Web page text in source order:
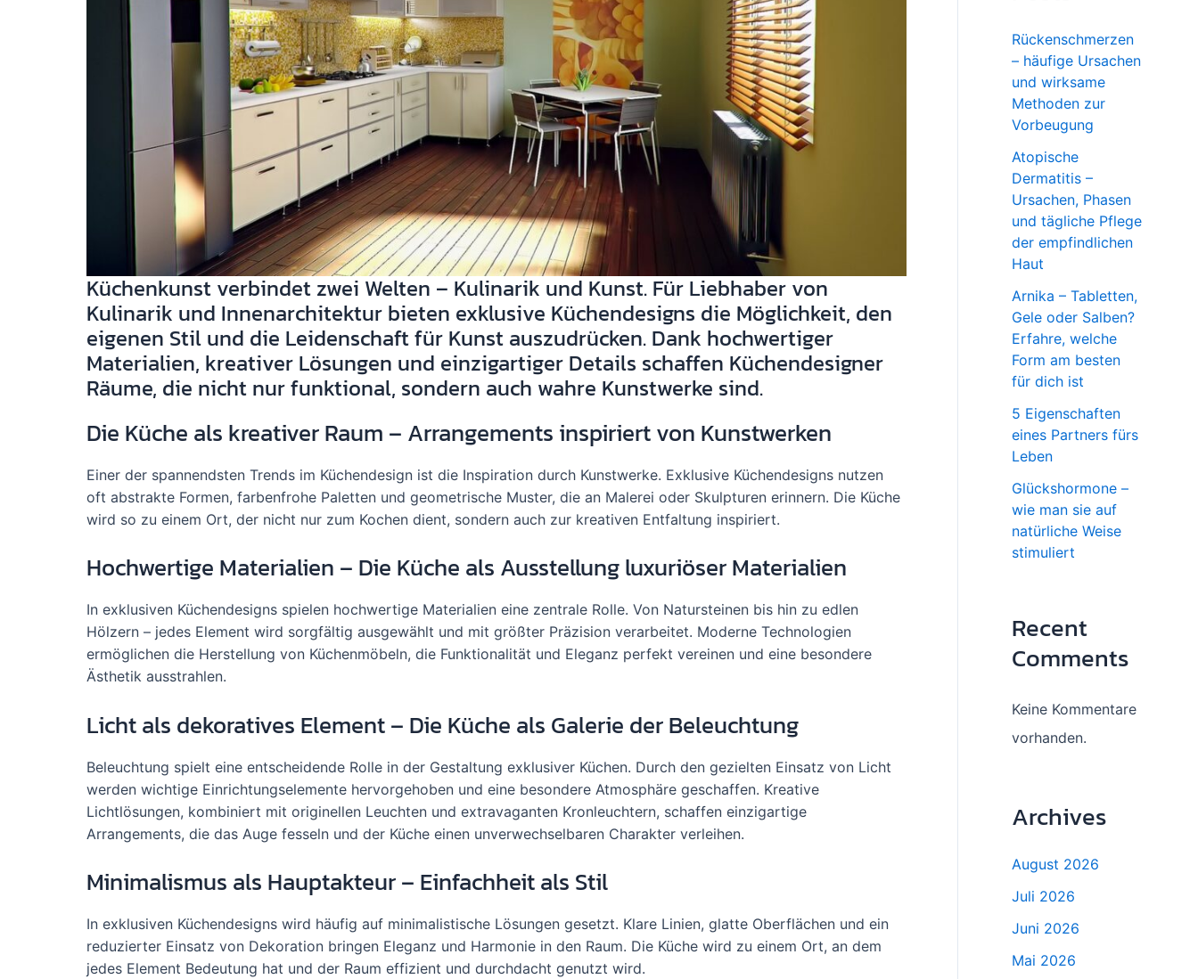
Küchenkunst verbindet zwei Welten – Kulinarik und Kunst. Für Liebhaber von
Kulinarik und Innenarchitektur bieten exklusive Küchendesigns die Möglichkeit, den
eigenen Stil und die Leidenschaft für Kunst auszudrücken. Dank hochwertiger
Materialien, kreativer Lösungen und einzigartiger Details schaffen Küchendesigner
Räume, die nicht nur funktional, sondern auch wahre Kunstwerke sind.
Die Küche als kreativer Raum – Arrangements inspiriert von Kunstwerken
Einer der spannendsten Trends im Küchendesign ist die Inspiration durch Kunstwerke. Exklusive Küchendesigns nutzen
oft abstrakte Formen, farbenfrohe Paletten und geometrische Muster, die an Malerei oder Skulpturen erinnern. Die Küche
wird so zu einem Ort, der nicht nur zum Kochen dient, sondern auch zur kreativen Entfaltung inspiriert.
Hochwertige Materialien – Die Küche als Ausstellung luxuriöser Materialien
In exklusiven Küchendesigns spielen hochwertige Materialien eine zentrale Rolle. Von Natursteinen bis hin zu edlen
Hölzern – jedes Element wird sorgfältig ausgewählt und mit größter Präzision verarbeitet. Moderne Technologien
ermöglichen die Herstellung von Küchenmöbeln, die Funktionalität und Eleganz perfekt vereinen und eine besondere
Ästhetik ausstrahlen.
Licht als dekoratives Element – Die Küche als Galerie der Beleuchtung
Beleuchtung spielt eine entscheidende Rolle in der Gestaltung exklusiver Küchen. Durch den gezielten Einsatz von Licht
werden wichtige Einrichtungselemente hervorgehoben und eine besondere Atmosphäre geschaffen. Kreative
Lichtlösungen, kombiniert mit originellen Leuchten und extravaganten Kronleuchtern, schaffen einzigartige
Arrangements, die das Auge fesseln und der Küche einen unverwechselbaren Charakter verleihen.
Minimalismus als Hauptakteur – Einfachheit als Stil
In exklusiven Küchendesigns wird häufig auf minimalistische Lösungen gesetzt. Klare Linien, glatte Oberflächen und ein
reduzierter Einsatz von Dekoration bringen Eleganz und Harmonie in den Raum. Die Küche wird zu einem Ort, an dem
jedes Element Bedeutung hat und der Raum effizient und durchdacht genutzt wird.
Rückenschmerzen
– häufige Ursachen
und wirksame
Methoden zur
Vorbeugung
Atopische
Dermatitis –
Ursachen, Phasen
und tägliche Pflege
der empfindlichen
Haut
Arnika – Tabletten,
Gele oder Salben?
Erfahre, welche
Form am besten
für dich ist
5 Eigenschaften
eines Partners fürs
Leben
Glückshormone –
wie man sie auf
natürliche Weise
stimuliert
Recent
Comments
Keine Kommentare
vorhanden.
Archives
August 2026
Juli 2026
Juni 2026
Mai 2026